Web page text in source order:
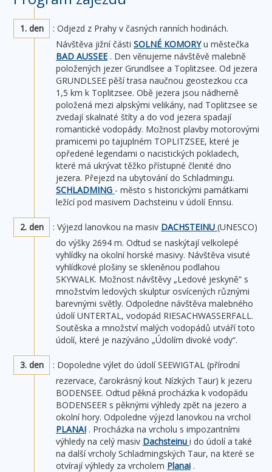
1. den
: Odjezd z Prahy v časných ranních hodinách.
Návštěva jižní části SOLNÉ KOMORYu městečka
BAD AUSSEE . Den věnujeme návštěvě malebně
položených jezer Grundlsee a Toplitzsee. Od jezera
GRUNDLSEE pěší trasa naučnou geostezkou cca
1,5 km k Toplitzsee. Obě jezera jsou nádherně
položená mezi alpskými velikány, nad Toplitzsee se
zvedají skalnaté štíty a do vod jezera spadají
romantické vodopády. Možnost plavby motorovými
pramicemi po tajuplném TOPLITZSEE, které je
opředené legendami o nacistických pokladech,
které má ukrývat těžko přístupné členité dno
jezera. Přejezd na ubytování do Schladmingu.
SCHLADMING - město s historickými památkami
ležící pod masivem Dachsteinu v údolí Ennsu.
2. den : Výjezd lanovkou na masiv DACHSTEINU (UNESCO)
do výšky 2694 m. Odtud se naskýtají velkolepé
vyhlídky na okolní horské masivy. Návštěva visuté
vyhlídkové plošiny se skleněnou podlahou
SKYWALK. Možnost návštěvy „Ledové jeskyně“ s
množstvím ledových skulptur osvícených různými
barevnými světly. Odpoledne návštěva malebného
údolí UNTERTAL, vodopád RIESACHWASSERFALL.
Soutěska a množství malých vodopádů utváří toto
údolí, které je nazýváno „Údolím divoké vody“.
3. den
: Dopoledne výlet do údolí SEEWIGTAL (přírodní
rezervace, čarokrásný kout Nízkých Taur) k jezeru
BODENSEE. Odtud pěkná procházka k vodopádu
BODENSEER s pěknými výhledy zpět na jezero a
okolní hory. Odpoledne výjezd lanovkou na vrchol
PLANAI . Procházka na vrcholu s impozantními
výhledy na celý masiv Dachsteinu i do údolí a také
na další vrcholy Schladmingských Taur, na které se
otvírají výhledy za vrcholem Planai .